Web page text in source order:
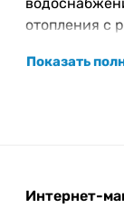
отопления с
Показать
Интернет-